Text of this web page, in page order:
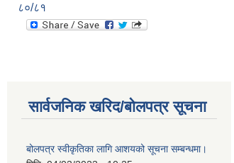
८०/८१
सार्वजनिक खरिद/बोलपत्र सूचना
बोलपत्र स्वीकृतिका लागि आशयको सूचना सम्बन्धमा।